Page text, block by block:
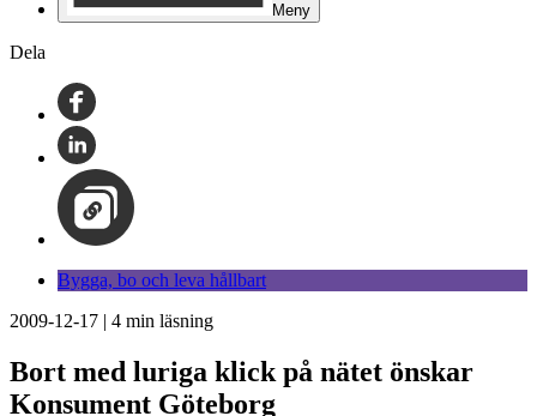
Meny
Dela
Bygga, bo och leva hållbart
2009-12-17 | 4 min läsning
Bort med luriga klick på nätet önskar
Konsument Göteborg